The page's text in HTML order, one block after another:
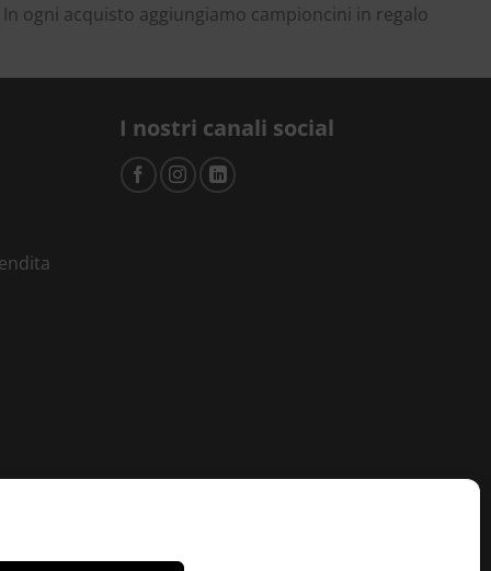
In ogni acquisto aggiungiamo campioncini in regalo
I nostri canali social